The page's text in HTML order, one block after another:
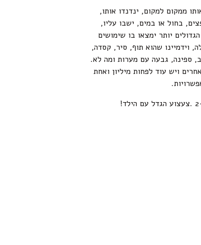
ממקום למקום, ינדנדו אותו,
בחול או במים, ישבו עליו,
יותר ימצאו בו שימושים
וידמיינו שהוא תוף, סיר, קסדה,
ספינה, גבעה עם מערות ומה לא.
ויש עוד לפחות מיליון ואחת